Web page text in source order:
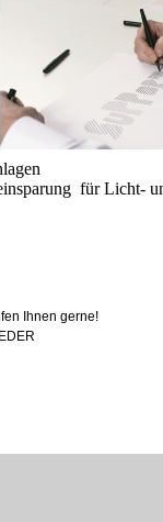
für Licht-
gerne!